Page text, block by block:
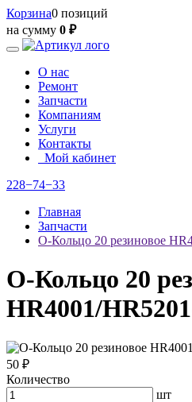
Корзина0 позиций
на сумму 0 ₽
О нас
Ремонт
Запчасти
Компаниям
Услуги
Контакты
Мой кабинет
228−74−33
Главная
Запчасти
О-Кольцо 20 резиновое
О-Кольцо 20
HR4001/
50 ₽
Количество
шт